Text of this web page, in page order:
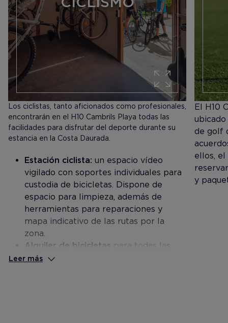
Los ciclistas, tanto aficionados como profesionales,
encontrarán en el H10 Cambrils Playa todas las
facilidades para disfrutar del deporte durante su
estancia en la Costa Daurada.
Estación ciclista: un espacio vídeo
vigilado con soportes individuales para
custodia de bicicletas. Dispone de
espacio para limpieza, además de
herramientas para reparaciones y
mapa indicativo de las rutas por la
zona.
Alquiler de bicicletas para todas las
edades y necesidades ($)
Leer más
El H10
de golf
ellos,
y